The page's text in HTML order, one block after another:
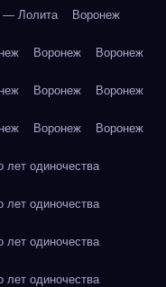
— Лолита Воронеж
Воронеж Воронеж
Воронеж Воронеж
Воронеж Воронеж
одиночества
одиночества
одиночества
одиночества